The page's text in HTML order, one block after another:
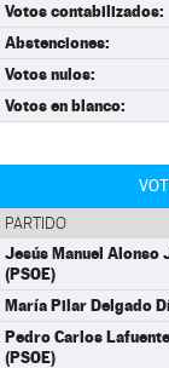
Votos contabilizados:
Abstenciones:
Votos nulos:
Votos en blanco:
PARTIDO
Jesús Manuel Alonso
(PSOE)
María Pilar Delgado
Pedro Carlos
(PSOE)